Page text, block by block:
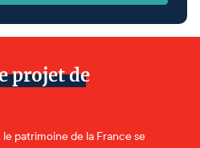
projet de
patrimoine de la France se